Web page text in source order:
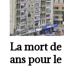
La mort de
ans pour